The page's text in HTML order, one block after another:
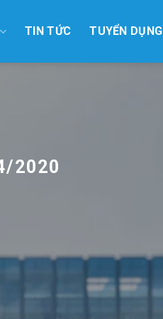
TIN TỨC TUYỂN DỤNG
2020